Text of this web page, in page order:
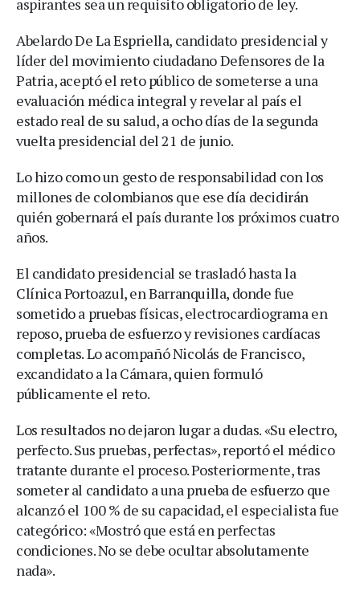
aspirantes sea un requisito obligatorio de ley.
Abelardo De La Espriella, candidato presidencial y
líder del movimiento ciudadano Defensores de la
Patria, aceptó el reto público de someterse a una
evaluación médica integral y revelar al país el
estado real de su salud, a ocho días de la segunda
vuelta presidencial del 21 de junio.
Lo hizo como un gesto de responsabilidad con los
millones de colombianos que ese día decidirán
quién gobernará el país durante los próximos cuatro
años.
El candidato presidencial se trasladó hasta la
Clínica Portoazul, en Barranquilla, donde fue
sometido a pruebas físicas, electrocardiograma en
reposo, prueba de esfuerzo y revisiones cardíacas
completas. Lo acompañó Nicolás de Francisco,
excandidato a la Cámara, quien formuló
públicamente el reto.
Los resultados no dejaron lugar a dudas. «Su electro,
perfecto. Sus pruebas, perfectas», reportó el médico
tratante durante el proceso. Posteriormente, tras
someter al candidato a una prueba de esfuerzo que
alcanzó el 100 % de su capacidad, el especialista fue
categórico: «Mostró que está en perfectas
condiciones. No se debe ocultar absolutamente
nada».